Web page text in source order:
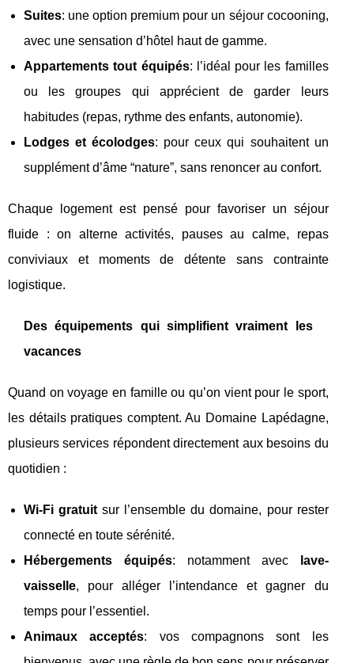
Suites: une option premium pour un séjour cocooning,
avec une sensation d’hôtel haut de gamme.
Appartements tout équipés: l’idéal pour les familles
ou les groupes qui apprécient de garder leurs
habitudes (repas, rythme des enfants, autonomie).
Lodges et écolodges: pour ceux qui souhaitent un
supplément d’âme “nature”, sans renoncer au confort.
Chaque logement est pensé pour favoriser un séjour
fluide : on alterne activités, pauses au calme, repas
conviviaux et moments de détente sans contrainte
logistique.
Des équipements qui simplifient vraiment les
vacances
Quand on voyage en famille ou qu’on vient pour le sport,
les détails pratiques comptent. Au Domaine Lapédagne,
plusieurs services répondent directement aux besoins du
quotidien :
Wi‑Fi gratuit sur l’ensemble du domaine, pour rester
connecté en toute sérénité.
Hébergements équipés: notamment avec
lave-
vaisselle, pour alléger l’intendance et gagner du
temps pour l’essentiel.
Animaux acceptés: vos compagnons sont les